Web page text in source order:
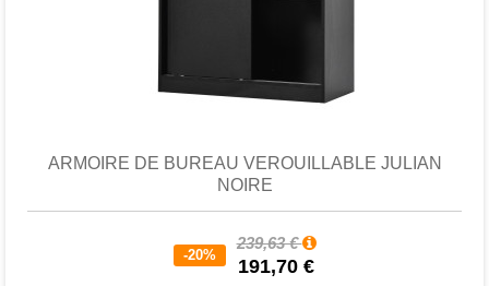
ARMOIRE DE BUREAU VEROUILLABLE JULIAN
NOIRE
-20%
239,63 €
191,70 €